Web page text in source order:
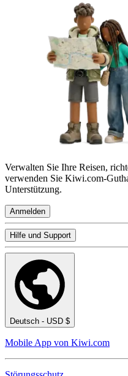
Verwalten Sie Ihre Reisen,
verwenden Sie Kiwi.com-
Unterstützung.
Anmelden
Hilfe und Support
Deutsch - USD $
Mobile App von Kiwi.com